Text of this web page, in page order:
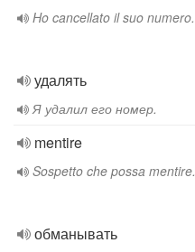
Ho cancellato il suo numero.
удалять
Я удалил его номер.
mentire
Sospetto che possa mentire.
обманывать